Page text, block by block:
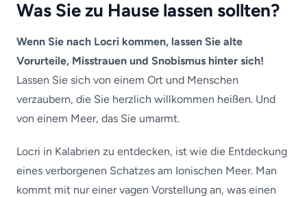
Was Sie zu Hause lassen sollten?
Wenn Sie nach Locri kommen, lassen Sie alte
Vorurteile, Misstrauen und Snobismus hinter sich!
Lassen Sie sich von einem Ort und Menschen
verzaubern, die Sie herzlich willkommen heißen. Und
von einem Meer, das Sie umarmt.
Locri in Kalabrien zu entdecken, ist wie die Entdeckung
eines verborgenen Schatzes am Ionischen Meer. Man
kommt mit nur einer vagen Vorstellung an, was einen